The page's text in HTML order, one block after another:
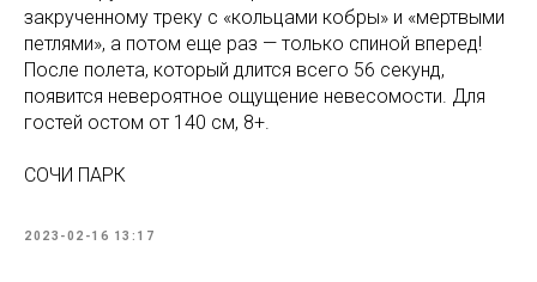
закрученному треку с «кольцами кобры» и «мертвыми
петлями», а потом еще раз — только спиной вперед!
После полета, который длится всего 56 секунд,
появится невероятное ощущение невесомости. Для
гостей остом от 140 см, 8+.
СОЧИ ПАРК
2023-02-16 13:17